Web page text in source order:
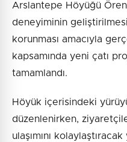
Arslantepe Höyüğü
deneyiminin
korunması amacıyla
kapsamında yeni çatı
tamamlandı.
Höyük içerisindeki
düzenlenirken,
ulaşımını